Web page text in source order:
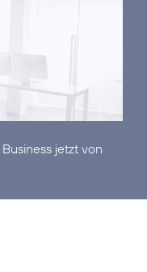
Business jetzt von